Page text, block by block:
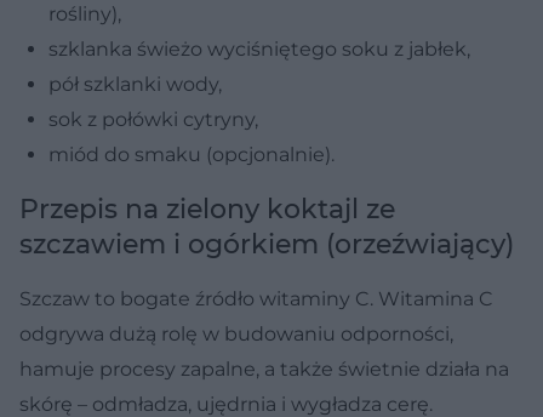
rośliny),
szklanka świeżo wyciśniętego soku z jabłek,
pół szklanki wody,
sok z połówki cytryny,
miód do smaku (opcjonalnie).
Przepis na zielony koktajl ze
szczawiem i ogórkiem (orzeźwiający)
Szczaw to bogate źródło witaminy C. Witamina C
odgrywa dużą rolę w budowaniu odporności,
hamuje procesy zapalne, a także świetnie działa na
skórę – odmładza, ujędrnia i wygładza cerę.